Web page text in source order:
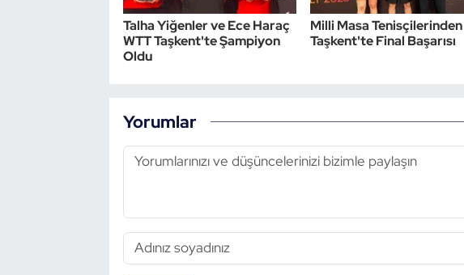
Talha Yiğenler ve Ece Haraç
WTT Taşkent'te Şampiyon
Oldu
Milli Masa Tenisçilerinden
Taşkent'te Final Başarısı
Yorumlar
Vücut Geliştirme Fitness
Wushu Kungfu